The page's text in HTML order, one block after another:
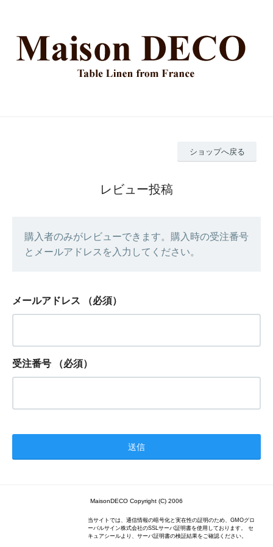
ショップへ戻る
レビュー投稿
購入者のみがレビューできます。購入時の受注番号
とメールアドレスを入力してください。
メールアドレス （必須）
受注番号 （必須）
MaisonDECO Copyright (C) 2006
当サイトでは、通信情報の暗号化と実在性の証明のため、GMOグロ
ーバルサイン株式会社のSSLサーバ証明書を使用しております。 セ
キュアシールより、サーバ証明書の検証結果をご確認ください。